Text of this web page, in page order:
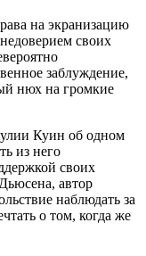
на экранизацию
своих
заблуждение,
нюх на громкие
Куин об одном
из него
своих
автор
наблюдать за
о том, когда же